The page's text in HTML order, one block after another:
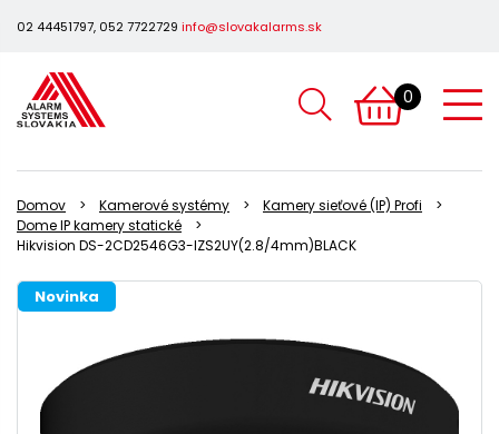
02 44451797, 052 7722729 info@slovakalarms.sk
0
Domov Kamerové systémy
Kamery sieťové (IP) Profi
Dome IP kamery statické
Hikvision DS-2CD2546G3-IZS2UY(2.8/4mm)BLACK
Novinka